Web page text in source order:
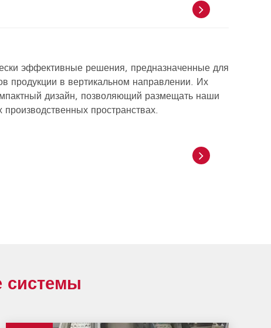
эффективные решения, предназначенные для
продукции в вертикальном направлении. Их
дизайн, позволяющий размещать наши
пространствах.
системы